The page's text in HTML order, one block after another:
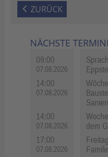
ZURÜCK
NÄCHSTE
09:00
07.08.2026
14:00
07.08.2026
14:00
07.08.2026
dem
17:00
07.08.2026